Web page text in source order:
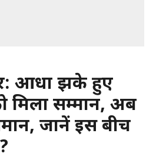
आधा झुके हुए
मिला सम्मान, अब
जानें इस बीच